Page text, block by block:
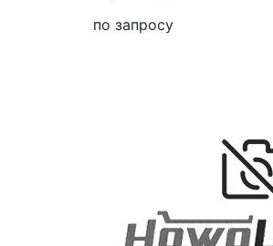
по запросу